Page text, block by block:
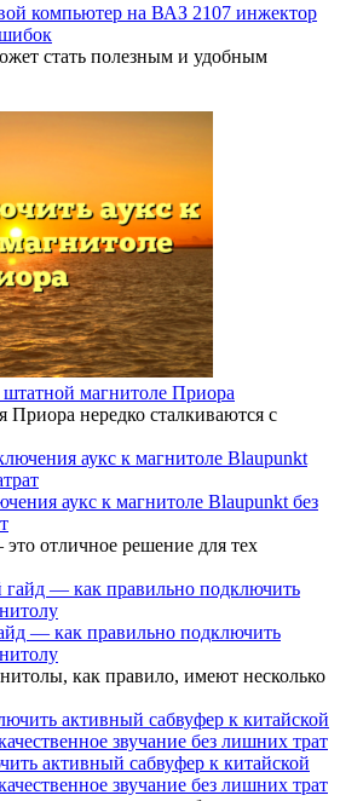
компьютер на ВАЗ 2107 инжектор
стать полезным и удобным
магнитоле Приора
Приора нередко сталкиваются с
аукс к магнитоле Blaupunkt без
отличное решение для тех
— как правильно подключить
как правило, имеют несколько
активный сабвуфер к китайской
звучание без лишних трат